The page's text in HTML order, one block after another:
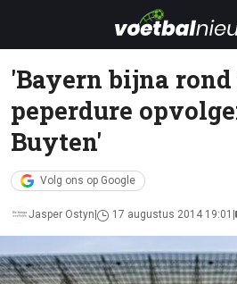
'Bayern bijna
peperdure
Buyten'
Volg ons op Google
Jasper Ostyn 17 augustus 2014 19:01